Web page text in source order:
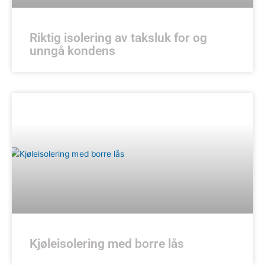
Riktig isolering av taksluk for og
unngå kondens
Kjøleisolering med borre lås